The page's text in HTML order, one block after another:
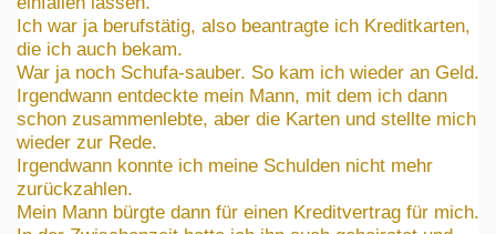
Ich war ja berufstätig, also beantragte ich Kreditkarten,
die ich auch bekam.
War ja noch Schufa-sauber. So kam ich wieder an Geld.
Irgendwann entdeckte mein Mann, mit dem ich dann
schon zusammenlebte, aber die Karten und stellte mich
wieder zur Rede.
Irgendwann konnte ich meine Schulden nicht mehr
zurückzahlen.
Mein Mann bürgte dann für einen Kreditvertrag für mich.